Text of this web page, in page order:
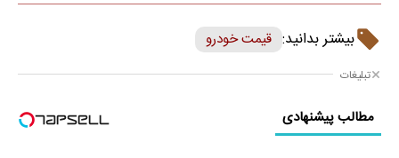
بیشتر بدانید: قیمت خودرو
تبلیغات
مطالب پیشنهادی